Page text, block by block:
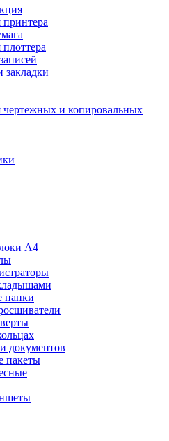
принтера
закладки
чертежных и копировальных
А4
папки
документов
пакеты